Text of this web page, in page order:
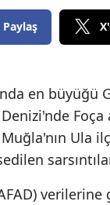
en büyüğü
Foça
Ula